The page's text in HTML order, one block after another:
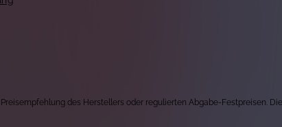
des Herstellers oder regulierten Abgabe-Festpreisen.